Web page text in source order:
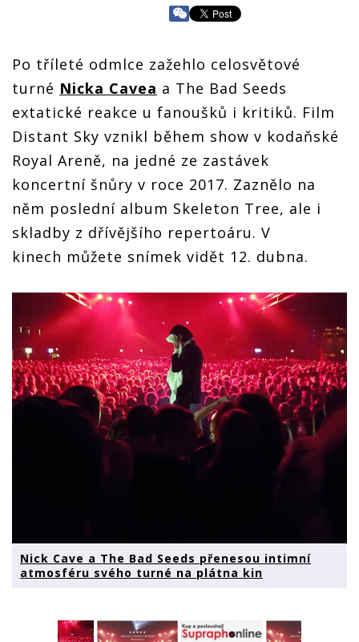
Po tříleté odmlce zažehlo celosvětové
turné Nicka Cavea a The Bad Seeds
extatické reakce u fanoušků i kritiků. Film
Distant Sky vznikl během show v kodaňské
Royal Areně, na jedné ze zastávek
koncertní šnůry v roce 2017. Zaznělo na
něm poslední album Skeleton Tree, ale i
skladby z dřívějšího repertoáru. V
kinech můžete snímek vidět 12. dubna.
Nick Cave a The Bad Seeds přenesou intimní
atmosféru svého turné na plátna kin